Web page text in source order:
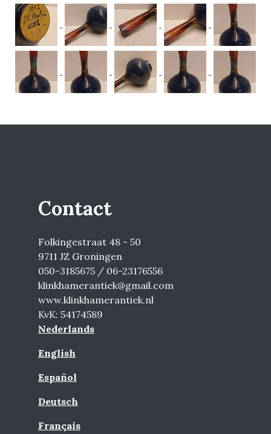
Contact
Folkingestraat 48 - 50
9711 JZ Groningen
050-3185675 / 06-23176556
klinkhamerantiek@gmail.com
www.klinkhamerantiek.nl
KvK: 54174589
Nederlands
English
Español
Deutsch
Français